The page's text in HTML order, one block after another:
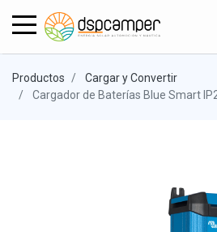
Productos
Cargar y Convertir
Cargador de Baterías Blue Smart